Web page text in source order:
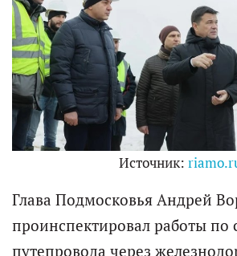
Источник:
Глава Подмосковья Андрей
проинспектировал работы по
путепровода через